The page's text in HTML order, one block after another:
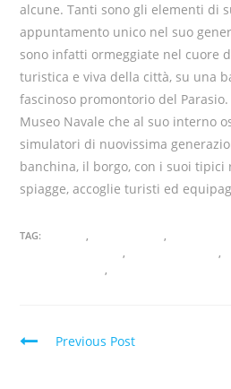
alcune. Tanti sono gli elementi di
appuntamento unico nel suo
sono infatti ormeggiate nel cuore
turistica e viva della città, su una
fascinoso promontorio del
Museo Navale che al suo interno
simulatori di nuovissima
banchina, il borgo, con i suoi
spiagge, accoglie turisti ed
TAG: , ,
, ,
,
Previous Post